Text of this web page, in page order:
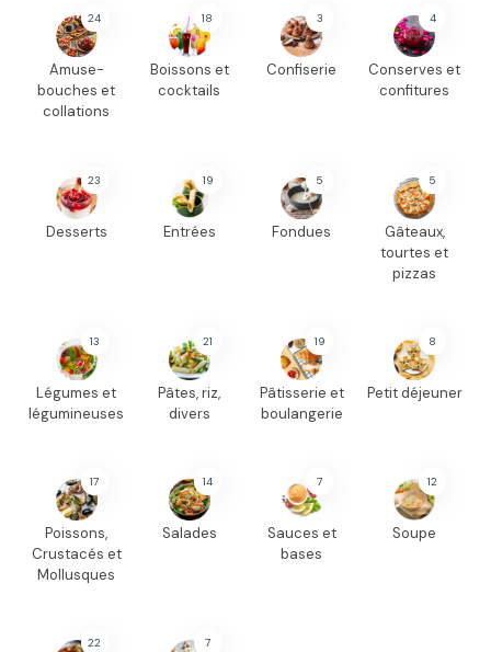
24
Amuse-
bouches et
collations
18
Boissons et
cocktails
3
Confiserie
4
Conserves et
confitures
23
Desserts
19
Entrées
5
Fondues
5
Gâteaux,
tourtes et
pizzas
13
Légumes et
légumineuses
21
Pâtes, riz,
divers
19
Pâtisserie et
boulangerie
8
Petit déjeuner
17
Poissons,
Crustacés et
Mollusques
14
Salades
7
Sauces et
bases
12
Soupe
22 7